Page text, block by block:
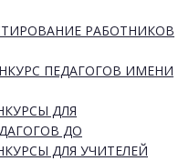
РАБОТНИКОВ
ПЕДАГОГОВ ИМЕНИ
ДЛЯ
ДО
ДЛЯ УЧИТЕЛЕЙ